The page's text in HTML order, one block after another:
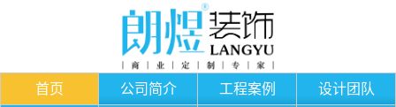
首页 公司简介 工程案例 设计团队